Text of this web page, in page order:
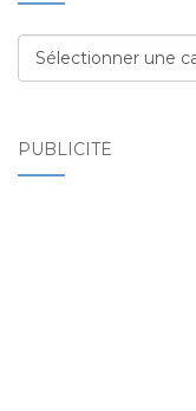
Destinations
PUBLICITÉ